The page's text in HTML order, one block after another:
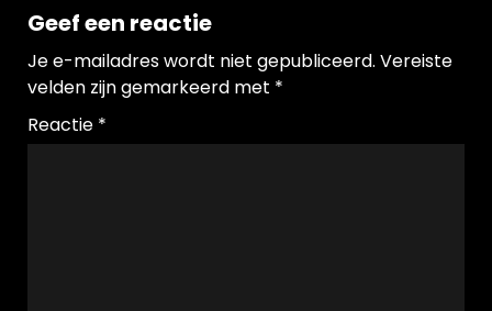
Geef een reactie
Je e-mailadres wordt niet gepubliceerd. Vereiste
velden zijn gemarkeerd met *
Reactie *